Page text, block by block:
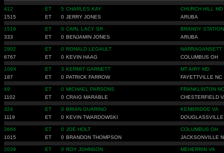
412 ET 5 CHARLES KAY
CHURCH HILL MD
1515
ET 0 JERRY JONES ARUBA
1519 ET 0 CARL LACY SR
BRANDY
333
ET 0 BENJAMIN JONES ARUBA
2902 ET 0 RONALD LEGAULT
NARRAGANSETT
6767
ET 0 KEVIN HAAG COLUMBUS OH
109X ET 3 KERMIT GARNETT
MT AIRY MD
187
ET 0 PATRICK FARROW FAYETTVILLE NC
49 ET 0 MICHAEL PARSONS
FRANKLINTON NC
1102
ET 0 CRAIG MARABLE CHESTERFIELD
324 ET 0 BRIAN GUARINO
KENBRIDGE VA
1119
ET 0 KEVIN TWARDOWSKI DOUGLASSVILLE
3664 ET 0 JOE HOLT
COLUMBUS OH
1015
ET 0 BRANDON THOMPSON JACKSONVILLE
2039 ET 0 ROY JOHNSON MEHERRIN VA